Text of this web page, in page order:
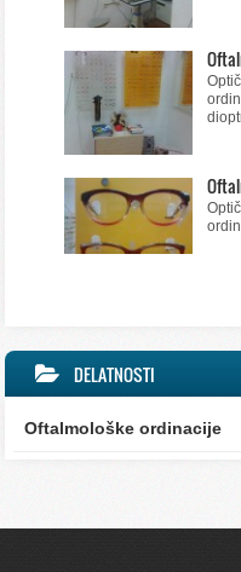
DELATNOSTI
Oftalmološke ordinacije